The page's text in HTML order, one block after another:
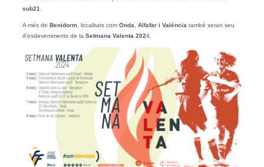
sub21
A més de Benidorm, localitats com Onda Alfafar i València també seran seu
d’esdeveniments de la Setmana Valenta 2024.